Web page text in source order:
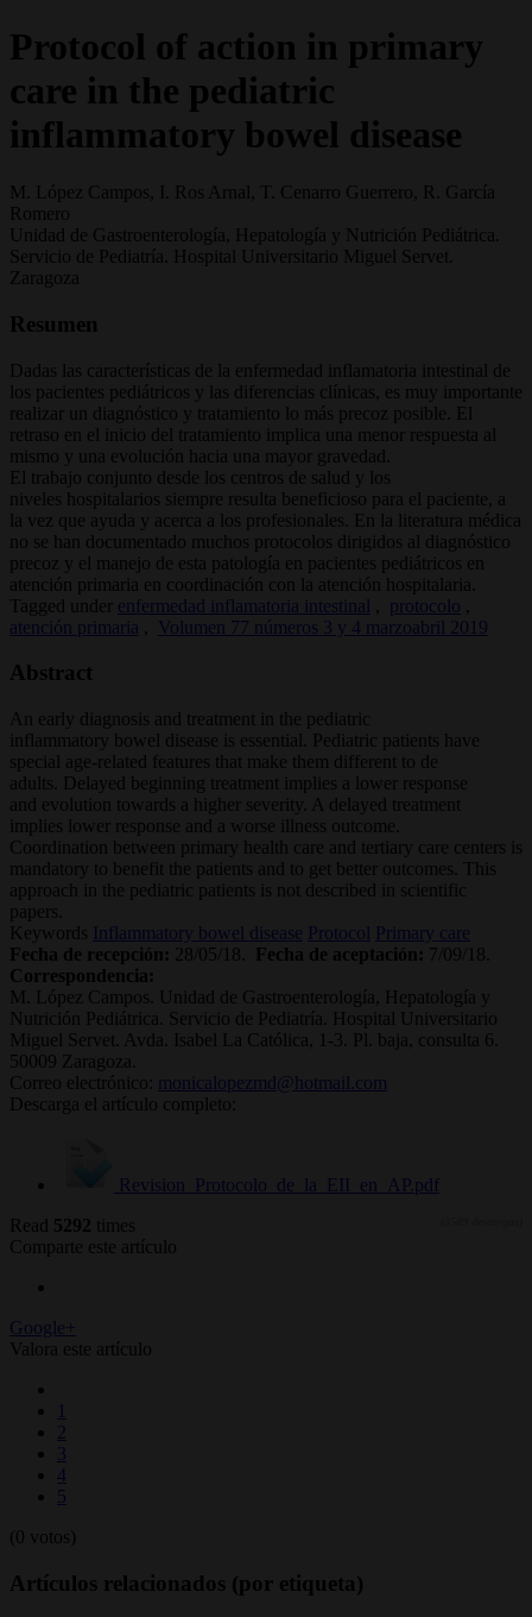
Protocol of action in primary
care in the pediatric
inflammatory bowel disease
M. López Campos, I. Ros Arnal, T. Cenarro Guerrero, R. García
Romero
Unidad de Gastroenterología, Hepatología y Nutrición Pediátrica.
Servicio de Pediatría. Hospital Universitario Miguel Servet.
Zaragoza
Resumen
Dadas las características de la enfermedad inflamatoria intestinal de
los pacientes pediátricos y las diferencias clínicas, es muy importante
realizar un diagnóstico y tratamiento lo más precoz posible. El
retraso en el inicio del tratamiento implica una menor respuesta al
mismo y una evolución hacia una mayor gravedad.
El trabajo conjunto desde los centros de salud y los
niveles hospitalarios siempre resulta beneficioso para el paciente, a
la vez que ayuda y acerca a los profesionales. En la literatura médica
no se han documentado muchos protocolos dirigidos al diagnóstico
precoz y el manejo de esta patología en pacientes pediátricos en
atención primaria en coordinación con la atención hospitalaria.
Tagged under
enfermedad inflamatoria intestinal protocolo
atención primaria
Volumen 77 números 3 y 4 marzoabril 2019
Abstract
An early diagnosis and treatment in the pediatric
inflammatory bowel disease is essential. Pediatric patients have
special age-related features that make them different to de
adults. Delayed beginning treatment implies a lower response
and evolution towards a higher severity. A delayed treatment
implies lower response and a worse illness outcome.
Coordination between primary health care and tertiary care centers is
mandatory to benefit the patients and to get better outcomes. This
approach in the pediatric patients is not described in scientific
papers.
Keywords Inflammatory bowel disease Protocol
Primary care
Fecha de recepción:
28/05/18. Fecha de aceptación: 7/09/18.
Correspondencia:
M. López Campos. Unidad de Gastroenterología, Hepatología y
Nutrición Pediátrica. Servicio de Pediatría. Hospital Universitario
Miguel Servet. Avda. Isabel La Católica, 1-3. Pl. baja, consulta 6.
50009 Zaragoza.
Correo electrónico:
monicalopezmd@hotmail.com
Descarga el artículo completo:
Revision_Protocolo_de_la_EII_en_AP.pdf
Read 5292 times
Comparte este artículo
Google+
Valora este artículo
1
2
3
4
5
(0 votos)
Artículos relacionados (por etiqueta)